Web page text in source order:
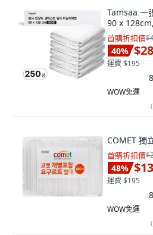
Tamsaa 一
90 x
首購折扣價
40%
運費 $195
WOW免運
(
COMET 獨
首購折扣價
48%
運費 $195
WOW免運
(